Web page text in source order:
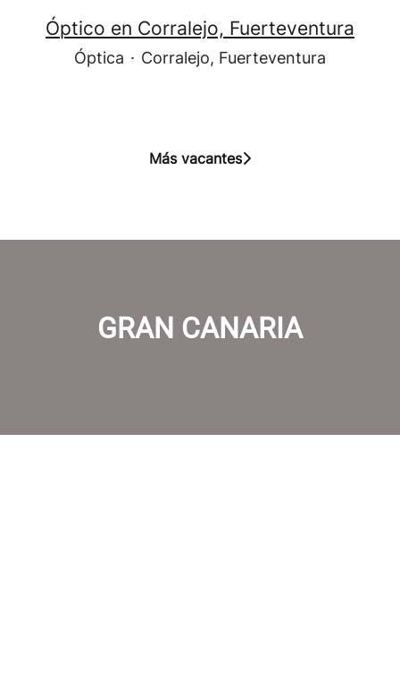
Óptico en Corralejo, Fuerteventura
Óptica · Corralejo, Fuerteventura
Más vacantes
GRAN CANARIA